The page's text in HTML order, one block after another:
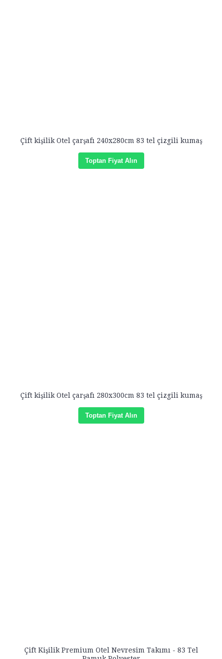
Çift kişilik Otel çarşafı 240x280cm 83 tel çizgili kumaş
Toptan Fiyat Alın
Çift kişilik Otel çarşafı 280x300cm 83 tel çizgili kumaş
Toptan Fiyat Alın
Çift Kişilik Premium Otel Nevresim Takımı - 83 Tel